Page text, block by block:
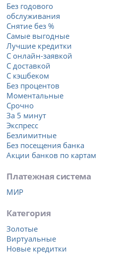
Без годового
обслуживания
Снятие без %
Самые выгодные
Лучшие кредитки
С онлайн-заявкой
С доставкой
С кэшбеком
Без процентов
Моментальные
Срочно
За 5 минут
Экспресс
Безлимитные
Без посещения банка
Акции банков по картам
Платежная система
МИР
Категория
Золотые
Виртуальные
Новые кредитки